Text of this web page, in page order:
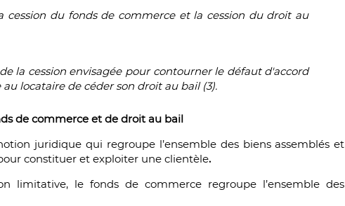
cession du fonds de commerce et la cession du droit au
la cession envisagée pour contourner le défaut d'accord
locataire de céder son droit au bail (3).
de commerce et de droit au bail
juridique qui regroupe l’ensemble des biens assemblés et
constituer et exploiter une clientèle.
limitative, le fonds de commerce regroupe l’ensemble des